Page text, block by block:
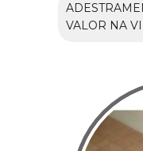
VALOR NA